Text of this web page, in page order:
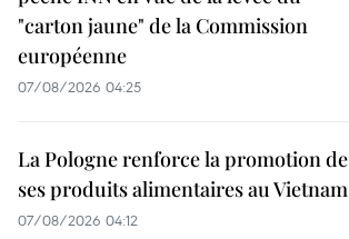
"carton jaune" de la Commission
européenne
07/08/2026 04:25
La Pologne renforce la promotion de
ses produits alimentaires au Vietnam
07/08/2026 04:12